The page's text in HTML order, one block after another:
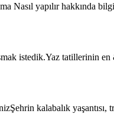
Nasıl yapılır hakkında
istedik.Yaz tatillerinin en
kalabalık yaşantısı,